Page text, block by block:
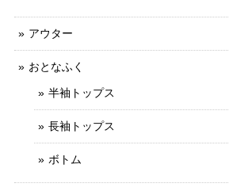
アウター
おとなふく
半袖トップス
長袖トップス
ボトム